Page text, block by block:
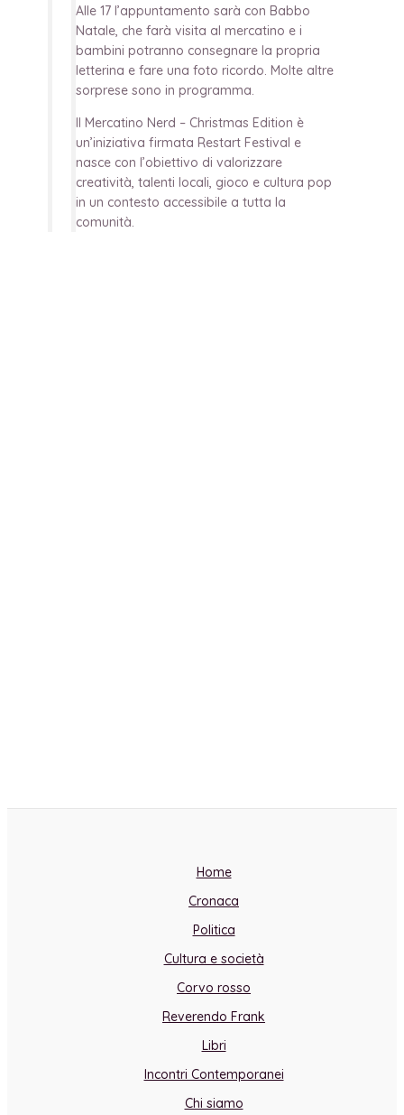
Alle 17 l’appuntamento sarà con Babbo
Natale, che farà visita al mercatino e i
bambini potranno consegnare la propria
letterina e fare una foto ricordo. Molte altre
sorprese sono in programma.
Il Mercatino Nerd – Christmas Edition è
un’iniziativa firmata Restart Festival e
nasce con l’obiettivo di valorizzare
creatività, talenti locali, gioco e cultura pop
in un contesto accessibile a tutta la
comunità.
Home
Cronaca
Politica
Cultura e società
Corvo rosso
Reverendo Frank
Libri
Incontri Contemporanei
Chi siamo